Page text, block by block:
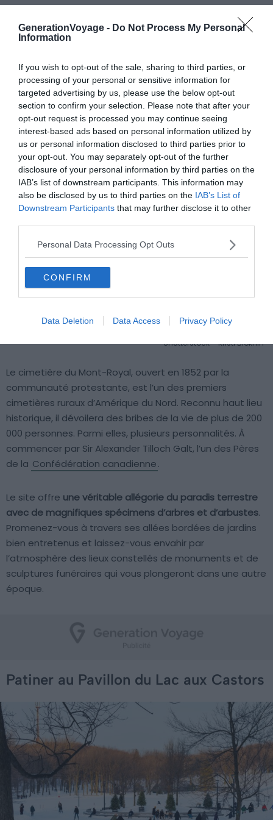
GenerationVoyage - Do Not Process My Personal
Information
If you wish to opt-out of the sale, sharing to third parties, or
processing of your personal or sensitive information for
targeted advertising by us, please use the below opt-out
section to confirm your selection. Please note that after your
opt-out request is processed you may continue seeing
interest-based ads based on personal information utilized by
us or personal information disclosed to third parties prior to
your opt-out. You may separately opt-out of the further
disclosure of your personal information by third parties on the
IAB’s list of downstream participants. This information may
also be disclosed by us to third parties on the IAB’s List of
Downstream Participants that may further disclose it to other
Personal Data Processing Opt Outs
CONFIRM
Data Deletion Data Access Privacy Policy
Dormir à Montréal : les meilleurs quartiers où loger
Visiter Montreal : les 12 choses incontournables à
faire
6 activités & visites à faire à Montréal au printemps
8 activités & visites à faire à Montréal en été
Se promener au cimetière Mont-Royal
Shutterstock – Kristi Blokhin
Le cimetière du Mont-Royal, ouvert en 1852 par la
communauté protestante, est l’un des premiers
cimetières ruraux d’Amérique du Nord. Reconnu haut lieu
historique, il dévoilera des bribes de la vie de plus de 200
000 personnes. Parmi elles, plusieurs personnalités. À
commencer par Sir Alexander Tilloch Galt, l’un des Pères
de la Confédération canadienne.
Le site offre une véritable allégorie du paradis terrestre
avec de magnifiques spécimens d’arbres et d’arbustes.
Promenez-vous à travers ses allées bordées de jardins
bien entretenus et laissez-vous envahir par
l’atmosphère des lieux constellés de monuments et de
sculptures funéraires qui vous plongeront dans une autre
époque.
Patiner au Pavillon du Lac aux Castors